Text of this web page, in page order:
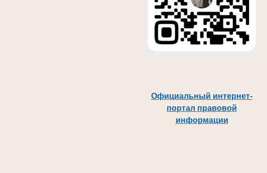
Официальный интернет-
портал правовой
информации